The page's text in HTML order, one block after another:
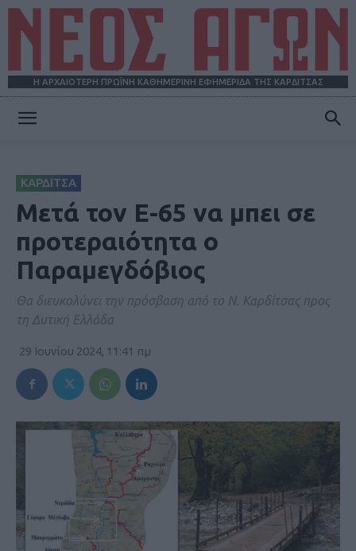
Η ΑΡΧΑΙΟΤΕΡΗ ΠΡΩΪΝΗ ΚΑΘΗΜΕΡΙΝΗ ΕΦΗΜΕΡΙΔΑ ΤΗΣ ΚΑΡΔΙΤΣΑΣ
ΚΑΡΔΙΤΣΑ
Μετά τον Ε-65 να μπει σε
προτεραιότητα ο
Παραμεγδόβιος
Θα διευκολύνει την πρόσβαση από το Ν. Καρδίτσας προς
τη Δυτική Ελλάδα
29 Ιουνίου 2024, 11:41 πμ